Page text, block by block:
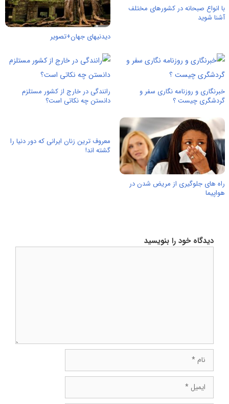
با انواع صبحانه در کشورهای مختلف
آشنا شوید
دیدنیهای جهان+تصویر
خبرنگاری و روزنامه نگاری سفر و
گردشگری چیست ؟
رانندگی در خارج از کشور مستلزم
دانستن چه نکاتی است؟
راه های جلوگیری از مریض شدن در
هواپیما
معروف ترین زنان ایرانی که دور دنیا را
گشته اند!
دیدگاه خود را بنویسید
ایمیل